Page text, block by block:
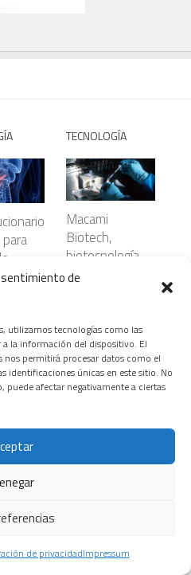
de
utilizamos tecnologías como las
la información del dispositivo. El
permitirá procesar datos como el
identificaciones únicas en este sitio. No
afectar negativamente a ciertas
de privacidadImpressum
que
a
el
TECNOLOGÍA
Macami
Biotech,
biotecnología
aplicada a la
Siemens
inaugura la
del T.H.E.
insignia para